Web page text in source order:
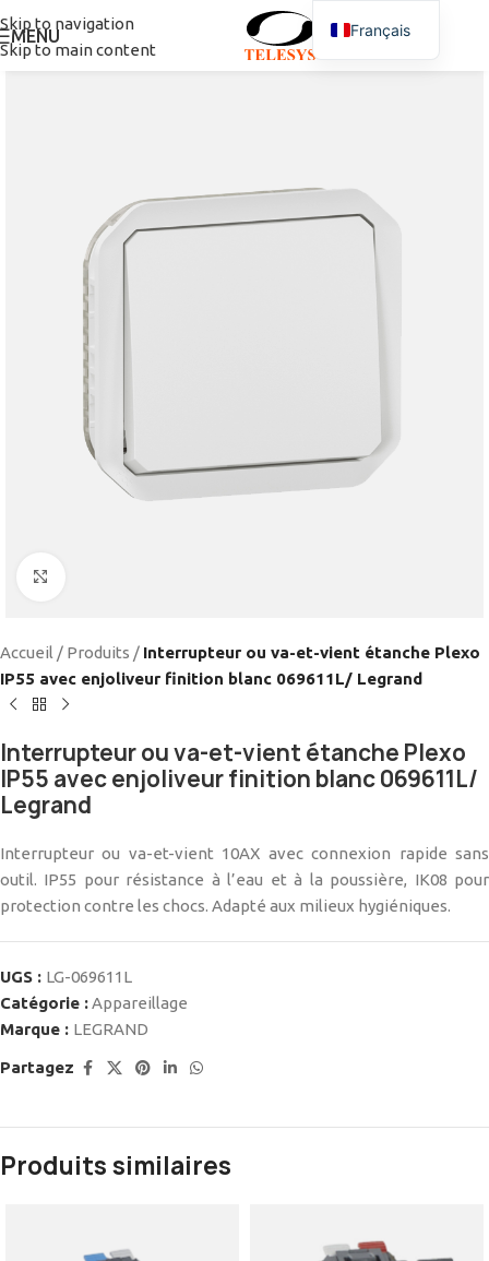
Skip to navigation
Skip to main content
MENU
Accueil / Produits / Interrupteur ou va-et-vient étanche Plexo
IP55 avec enjoliveur finition blanc 069611L/ Legrand
Interrupteur ou va-et-vient étanche Plexo
IP55 avec enjoliveur finition blanc 069611L/
Legrand
Interrupteur ou va-et-vient 10AX avec connexion rapide sans
outil. IP55 pour résistance à l’eau et à la poussière, IK08 pour
protection contre les chocs. Adapté aux milieux hygiéniques.
UGS : LG-069611L
Catégorie :Appareillage
Marque : LEGRAND
Partagez
Produits similaires
Français